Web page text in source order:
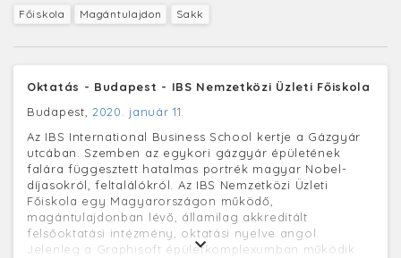
Főiskola Magántulajdon Sakk
Oktatás - Budapest - IBS Nemzetközi Üzleti Főiskola
Budapest, 2020. január 11.
Az IBS International Business School kertje a Gázgyár
utcában. Szemben az egykori gázgyár épületének
falára függesztett hatalmas portrék magyar Nobel-
díjasokról, feltalálókról. Az IBS Nemzetközi Üzleti
Főiskola egy Magyarországon működő,
magántulajdonban lévő, államilag akkreditált
felsőoktatási intézmény, oktatási nyelve angol.
Jelenleg a Graphisoft épületkomplexumban működik